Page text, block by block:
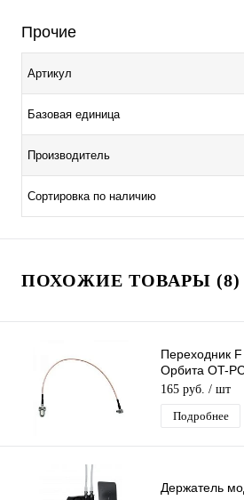
Прочие
Артикул
Базовая единица
Производитель
Сортировка по наличию
ПОХОЖИЕ ТОВАРЫ (8)
Переходник
Орбита OT-
female-TS9-
модемов,
165 руб. / шт
Подробнее
Держатель